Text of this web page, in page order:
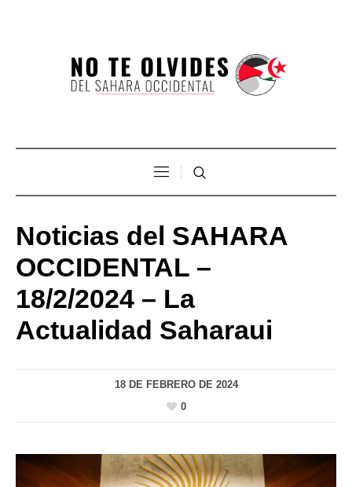
Noticias del SAHARA
OCCIDENTAL –
18/2/2024 – La
Actualidad Saharaui
18 DE FEBRERO DE 2024
0